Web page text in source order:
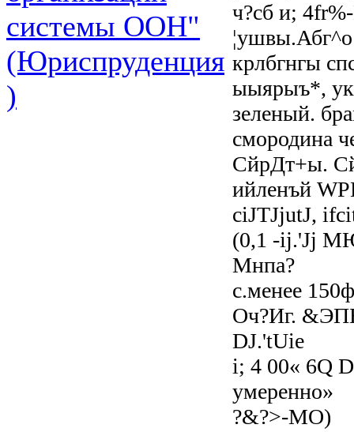
системы ООН"
(Юриспруденция
)
ч?сб и;
крлбгнгы
ыыярыъ*,
зеленый.
смородина
СйрДт+ы.
ийленъй
ciJTJjutJ,
(0,1 -ij.'Jj
Мнпа?
с.менее 150ф
Оч?Иг.
DJ.'tUie
і; 4 00« 6Q
умеренно»
?&?>-МО)